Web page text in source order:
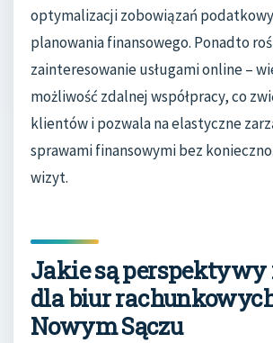
optymalizacji zobowiązań
planowania finansowego. Ponadto
zainteresowanie usługami online –
możliwość zdalnej współpracy, co
klientów i pozwala na elastyczne
sprawami finansowymi bez
wizyt.
Jakie są perspektywy
dla biur
Nowym Sączu